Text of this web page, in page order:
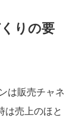
りの要
は販売チャネ
は売上のほと